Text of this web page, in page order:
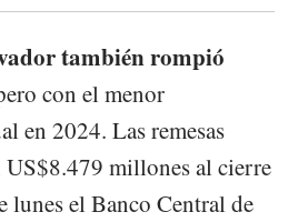
también rompió
con el menor
en 2024. Las remesas
US$8.479 millones al cierre
lunes el Banco Central de